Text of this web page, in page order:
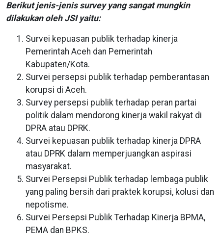
Berikut jenis-jenis survey yang sangat mungkin
dilakukan oleh JSI yaitu:
Survei kepuasan publik terhadap kinerja
Pemerintah Aceh dan Pemerintah
Kabupaten/Kota.
Survei persepsi publik terhadap pemberantasan
korupsi di Aceh.
Survey persepsi publik terhadap peran partai
politik dalam mendorong kinerja wakil rakyat di
DPRA atau DPRK.
Survei kepuasan publik terhadap kinerja DPRA
atau DPRK dalam memperjuangkan aspirasi
masyarakat.
Survei Persepsi Publik terhadap lembaga publik
yang paling bersih dari praktek korupsi, kolusi dan
nepotisme.
Survei Persepsi Publik Terhadap Kinerja BPMA,
PEMA dan BPKS.